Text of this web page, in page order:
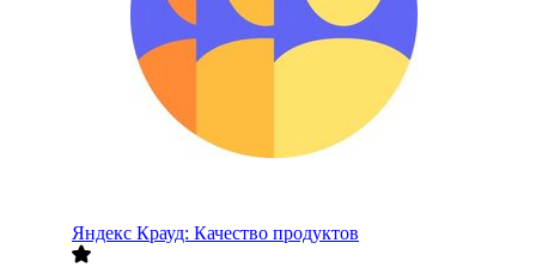
Яндекс Крауд: Качество продуктов